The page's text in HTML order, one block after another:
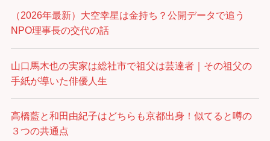
（2026年最新）大空幸星は金持ち？公開データで追う
NPO理事長の交代の話
山口馬木也の実家は総社市で祖父は芸達者｜その祖父の
手紙が導いた俳優人生
高橋藍と和田由紀子はどちらも京都出身！似てると噂の
３つの共通点